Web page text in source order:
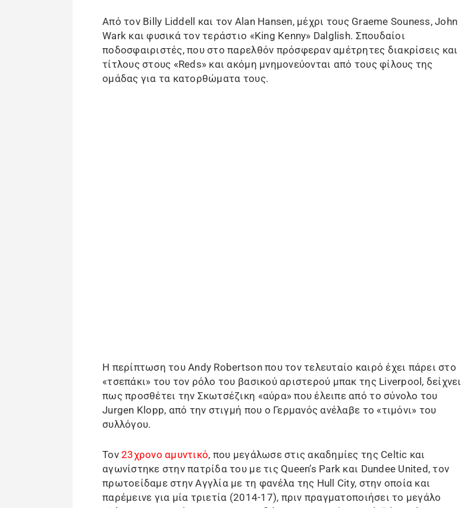
Από τον Billy Liddell και τον Alan Hansen, μέχρι τους Graeme Souness, John
Wark και φυσικά τον τεράστιο «King Kenny» Dalglish. Σπουδαίοι
ποδοσφαιριστές, που στο παρελθόν πρόσφεραν αμέτρητες διακρίσεις και
τίτλους στους «Reds» και ακόμη μνημονεύονται από τους φίλους της
ομάδας για τα κατορθώματα τους.
Η περίπτωση του Andy Robertson που τον τελευταίο καιρό έχει πάρει στο
«τσεπάκι» του τον ρόλο του βασικού αριστερού μπακ της Liverpool, δείχνει
πως προσθέτει την Σκωτσέζικη «αύρα» που έλειπε από το σύνολο του
Jurgen Klopp, από την στιγμή που ο Γερμανός ανέλαβε το «τιμόνι» του
συλλόγου.
Τον23χρονο αμυντικό, που μεγάλωσε στις ακαδημίες της Celtic και
αγωνίστηκε στην πατρίδα του με τις Queen’s Park και Dundee United, τον
πρωτοείδαμε στην Αγγλία με τη φανέλα της Hull City, στην οποία και
παρέμεινε για μία τριετία (2014-17), πριν πραγματοποιήσει το μεγάλο